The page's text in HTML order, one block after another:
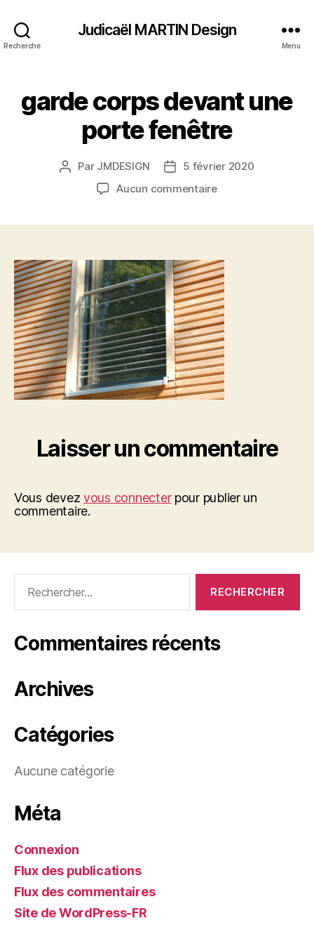
Recherche
Judicaël MARTIN Design
Menu
garde corps devant une
porte fenêtre
Auteur
l’article
Par JMDESIGN
Date5 février 2020
Aucun commentairesur
porte
fenêtre
Laisser un commentaire
Vous devezvous connecterpour publier un
commentaire.
Commentaires récents
Archives
Catégories
Aucune catégorie
Méta
Connexion
Flux des publications
Flux des commentaires
Site de WordPress-FR